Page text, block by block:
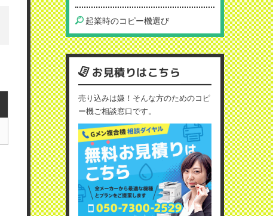
起業時のコピー機選び
お見積りはこちら
売り込みは嫌！そんな方のためのコピ
ー機ご相談窓口です。